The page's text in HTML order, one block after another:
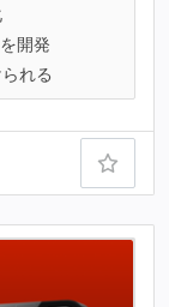
開発
れる